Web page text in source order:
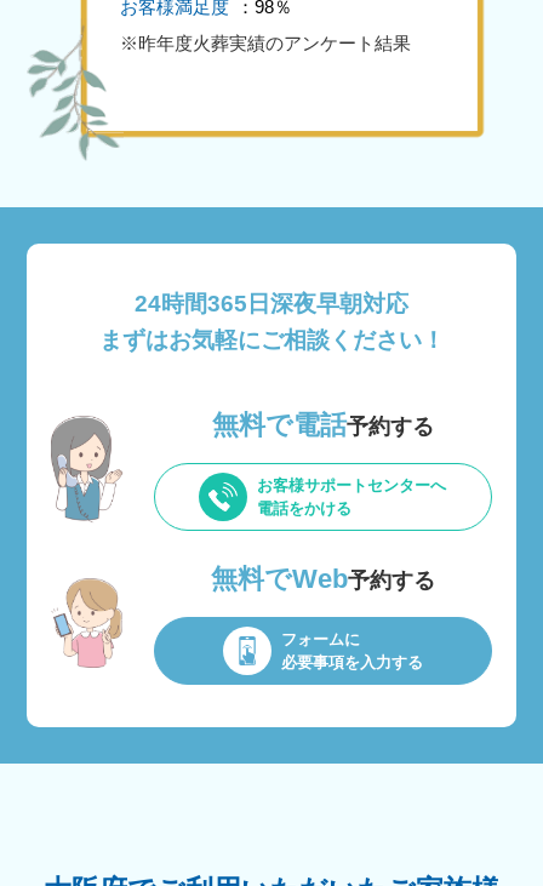
お客様満足度
：98％
※昨年度火葬実績のアンケート結果
24時間365日深夜早朝対応
まずはお気軽にご相談ください！
無料で電話予約する
お客様サポートセンターへ
電話をかける
無料でWeb予約する
フォームに
必要事項を入力する